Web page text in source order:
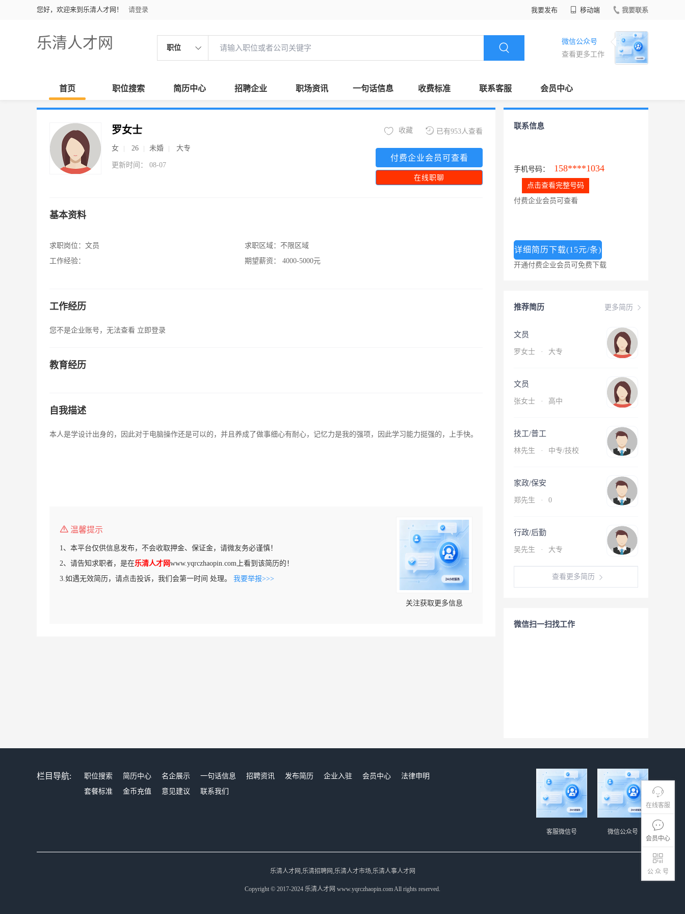
您好，欢迎来到乐清人才网！ 请登录 我要发布 移动端 我要联系
乐清人才网 职位
微信公众号
查看更多工作
首页 职位搜索 简历中心 招聘企业 职场资讯 一句话信息 收费标准 联系客服 会员中心
在线客服
会员中心
公 众 号
罗女士
女 26 未婚 大专
更新时间： 08-07
已有953人查看
收藏
付费企业会员可查看
在线职聊
基本资料
求职岗位： 文员
工作经验：
求职区域： 不限区域
期望薪资：
4000-5000元
工作经历
您不是企业账号，无法查看 立即登录
教育经历
自我描述
本人是学设计出身的，因此对于电脑操作还是可以的，并且养成了做事细心有耐心，记忆力是我的强项，因此学习能力挺强的，上手快。
温馨提示
1、本平台仅供信息发布，不会收取押金、保证金，请微友务必谨慎！
2、请告知求职者，是在乐清人才网www.yqrczhaopin.com上看到该简历的！
3.如遇无效简历，请点击投诉，我们会第一时间 处理。 我要举报>>>
关注获取更多信息
联系信息
手机号码： 158****1034
点击查看完整号码
付费企业会员可查看
详细简历下载(15元/条)
开通付费企业会员可免费下载
更多简历
推荐简历
文员
罗女士 · 大专
文员
张女士 · 高中
技工/普工
林先生 · 中专/技校
家政/保安
郑先生 · 0
行政/后勤
吴先生 · 大专
查看更多简历
微信扫一扫找工作
栏目导航: 职位搜索 简历中心 名企展示 一句话信息 招聘资讯 发布简历 企业入驻 会员中心
法律申明
套餐标准
金币充值 意见建议 联系我们
微信公众号
客服微信号
乐清人才网,乐清招聘网,乐清人才市场,乐清人事人才网
Copyright © 2017-2024 乐清人才网 www.yqrczhaopin.com All rights reserved.